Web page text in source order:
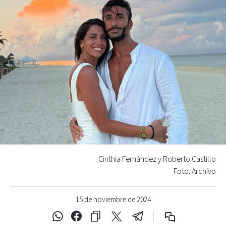
15 de noviembre de 2024
Cinthia Fernández y Roberto Castillo
Foto: Archivo